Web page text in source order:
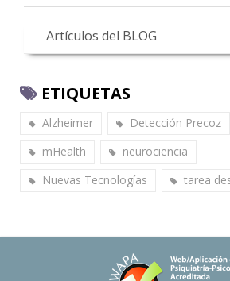
Artículos del BLOG
ETIQUETAS
Alzheimer Detección Precoz
mHealth
neurociencia
Nuevas Tecnologías
tarea